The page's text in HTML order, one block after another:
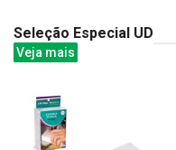
Seleção Especial UD
Veja mais